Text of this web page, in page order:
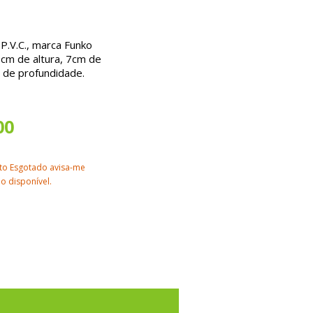
marca Funko
de altura, 7cm de
profundidade.
Esgotado avisa-me
disponível.